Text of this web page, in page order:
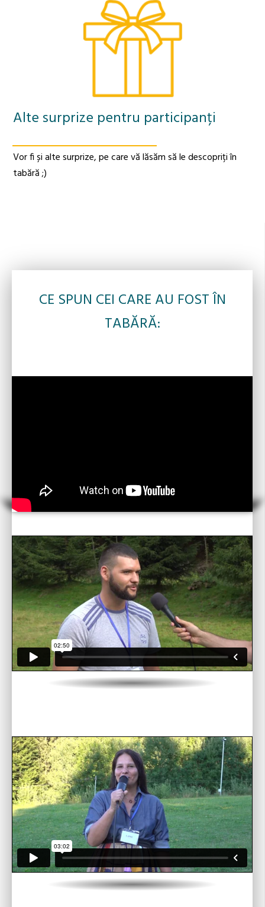
Alte surprize pentru participanți
Vor fi și alte surprize, pe care vă lăsăm să le descopriți în
tabără ;)
CE SPUN CEI CARE AU FOST ÎN
TABĂRĂ: